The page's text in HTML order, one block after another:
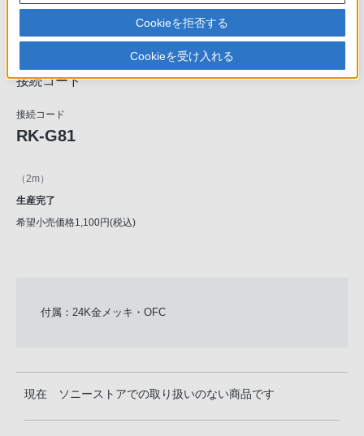
接続コード
接続コード
RK-G81
（2m）
生産完了
希望小売価格1,100円(税込)
付属：24K金メッキ・OFC
現在 ソニーストアでの取り扱いのない商品です
Cookieを拒否する
Cookieを受け入れる